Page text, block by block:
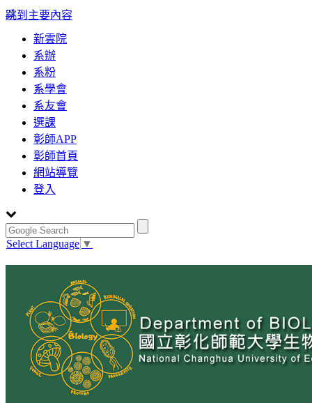
跳到主要內容
:::
新雲院
系辦
系粉
系學會
系友會
選課
彰師APP
彰師首頁
網站導覽
登入
Select Language ▼